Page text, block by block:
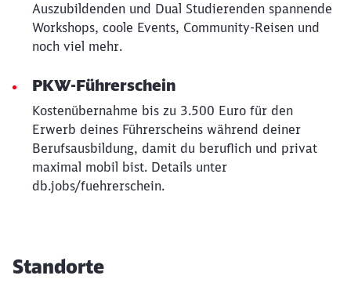
Auszubildenden und Dual Studierenden spannende
Workshops, coole Events, Community-Reisen und
noch viel mehr.
PKW-Führerschein
Kostenübernahme bis zu 3.500 Euro für den
Erwerb deines Führerscheins während deiner
Berufsausbildung, damit du beruflich und privat
maximal mobil bist. Details unter
db.jobs/fuehrerschein.
Standorte